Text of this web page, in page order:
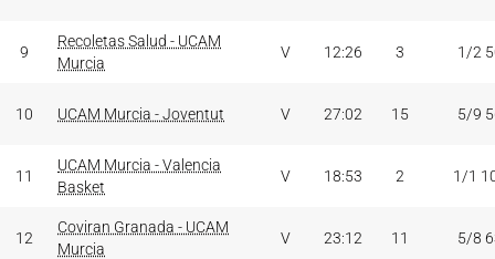
9
Recoletas Salud - UCAM
Murcia
V 12:26 3 1/2
10 UCAM Murcia - Joventut V 27:02 15 5/9
11
UCAM Murcia - Valencia
Basket
V 18:53 2 1/1
12
Coviran Granada - UCAM
Murcia
V 23:12 11 5/8